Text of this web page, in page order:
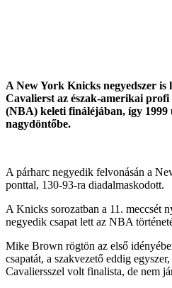
A New York Knicks negyedszer is
Cavalierst az észak-amerikai
(NBA) keleti fináléjában, így
nagydöntőbe.
A párharc negyedik felvonásán a
ponttal, 130-93-ra diadalmaskodott.
A Knicks sorozatban a 11. meccsét
negyedik csapat lett az NBA
Mike Brown rögtön az első
csapatát, a szakvezető eddig
Cavaliersszel volt finalista, de nem